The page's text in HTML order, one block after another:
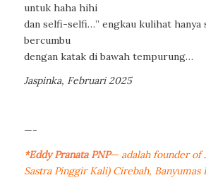
untuk haha hihi
dan selfi-selfi…” engkau kulihat hanya
bercumbu
dengan katak di bawah tempurung…
Jaspinka, Februari 2025
—-
*Eddy Pranata PNP— adalah founder of
Sastra Pinggir Kali) Cirebah, Banyumas